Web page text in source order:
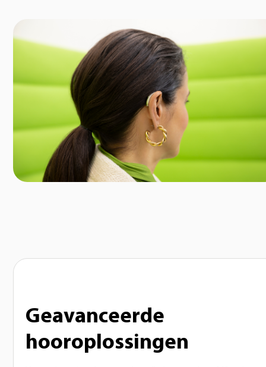
Geavanceerde
hooroplossingen